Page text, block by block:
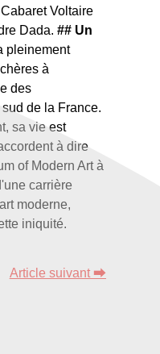
Voltaire
Dada.## Un
pleinement
à
des
de la France.
sa vie est
à dire
of Modern Art à
carrière
moderne,
iniquité.
Article suivant ⮕